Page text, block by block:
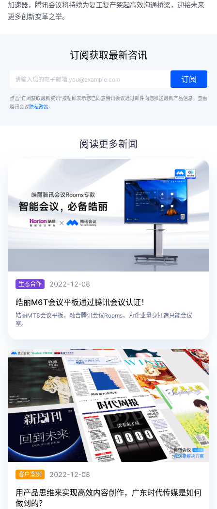
加速器，腾讯会议将持续为复工复产架起高效沟通桥梁，迎接未来
更多创新变革之举。
订阅获取最新咨讯
订阅
点击“订阅获取最新资讯”按钮即表示您已同意腾讯会议通过邮件向您推送最新产品信息。 查看
腾讯会议 隐私政策。
阅读更多新闻
生态合作 2022-12-08
​皓丽M6T会议平板通过腾讯会议认证！
皓丽MT6会议平板，融合腾讯会议Rooms，为企业量身打造只能会议
室。
客户案例 2022-12-08
用产品思维来实现高效内容创作，广东时代传媒是如何
做到的？